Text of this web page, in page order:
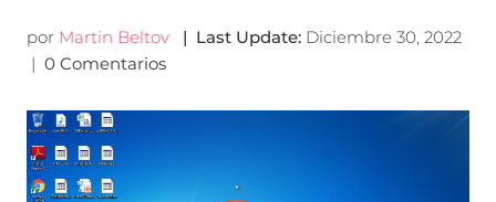
por Martin Beltov | Last Update: Diciembre 30, 2022
| 0 Comentarios